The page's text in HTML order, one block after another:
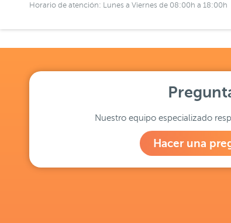
Horario de atención: Lunes a Viernes de 08:00h a 18:00h
Nuestro equipo especializado
Hacer una